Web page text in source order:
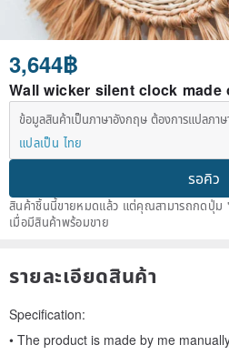
3,644฿
Wall wicker silent clock
ข้อมูลสินค้าเป็นภาษาอังกฤษ ต้องการแปลภา
แปลเป็น ไทย
รอคิว
สินค้าชิ้นนี้ขายหมดแล้ว แต่คุณสามารถกดปุ่ม
เมื่อมีสินค้าพร้อมขาย
รายละเอียดสินค้า
Specification:
• The product is made by me